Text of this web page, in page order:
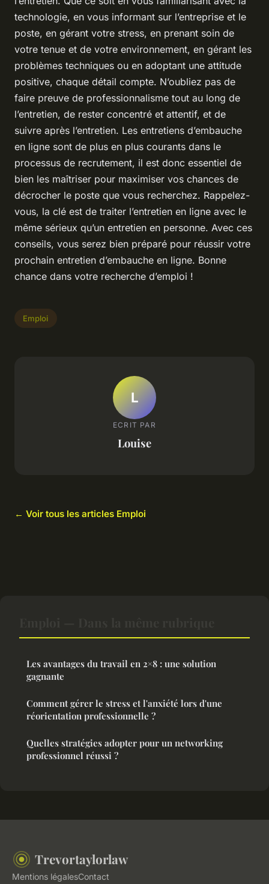
technologie, en vous informant sur l’entreprise et le
poste, en gérant votre stress, en prenant soin de
votre tenue et de votre environnement, en gérant les
problèmes techniques ou en adoptant une attitude
positive, chaque détail compte. N’oubliez pas de
faire preuve de professionnalisme tout au long de
l’entretien, de rester concentré et attentif, et de
suivre après l’entretien. Les entretiens d’embauche
en ligne sont de plus en plus courants dans le
processus de recrutement, il est donc essentiel de
bien les maîtriser pour maximiser vos chances de
décrocher le poste que vous recherchez. Rappelez-
vous, la clé est de traiter l’entretien en ligne avec le
même sérieux qu’un entretien en personne. Avec ces
conseils, vous serez bien préparé pour réussir votre
prochain entretien d’embauche en ligne. Bonne
chance dans votre recherche d’emploi !
Emploi
L
ECRIT PAR
Louise
← Voir tous les articles Emploi
Les avantages du travail en 2×8 : une solution
gagnante
Comment gérer le stress et l'anxiété lors d'une
réorientation professionnelle ?
Quelles stratégies adopter pour un networking
professionnel réussi ?
Trevortaylorlaw
Mentions légalesContact